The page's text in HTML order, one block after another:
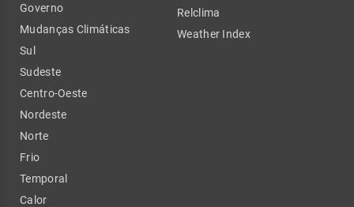
Governo
Mudanças Climáticas
Sul
Sudeste
Centro-Oeste
Nordeste
Norte
Frio
Temporal
Calor
Relclima
Weather Index